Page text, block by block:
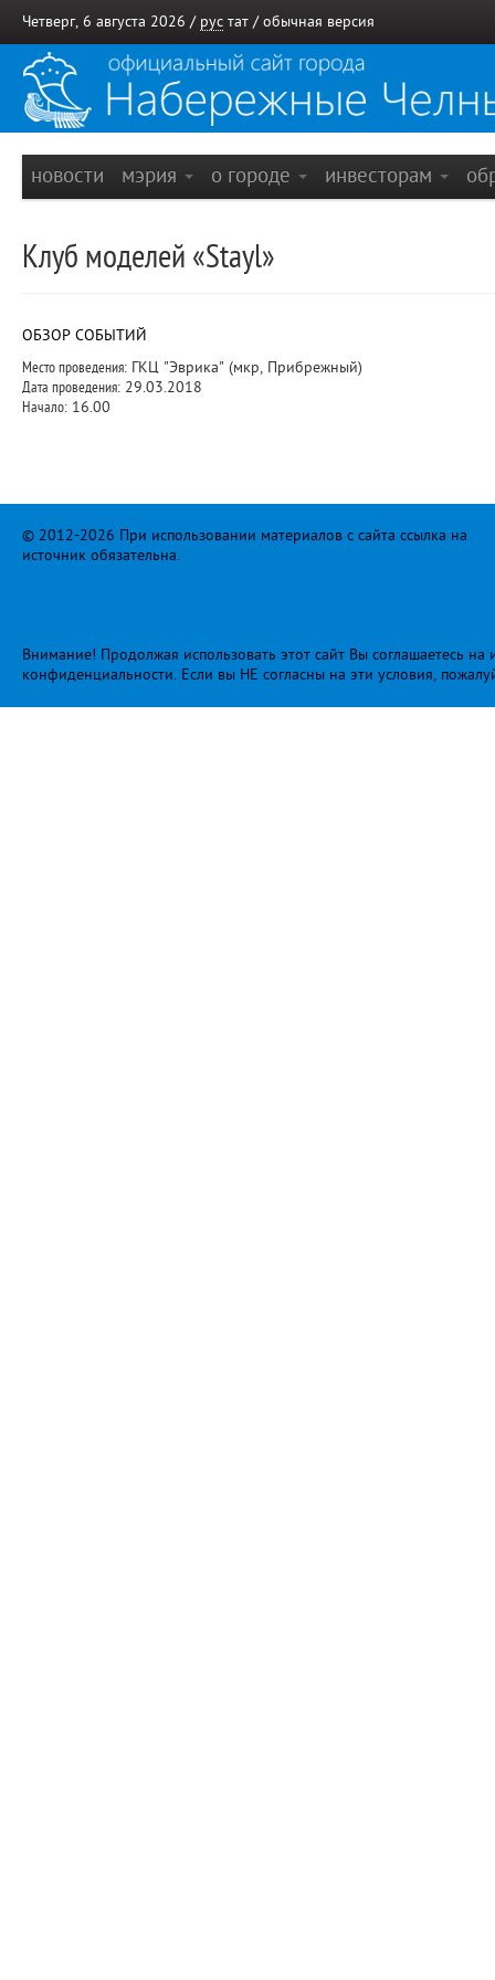
Четверг, 6 августа 2026 / рус тат / обычная версия
новости мэрия о городе инвесторам
Клуб моделей «Stayl»
ОБЗОР СОБЫТИЙ
Место проведения: ГКЦ "Эврика" (мкр, Прибрежный)
Дата проведения: 29.03.2018
Начало: 16.00
© 2012-2026 При использовании материалов с сайта ссылка на
источник обязательна.
Внимание! Продолжая использовать этот сайт Вы соглашаетесь
конфиденциальности. Если вы НЕ согласны на эти условия,